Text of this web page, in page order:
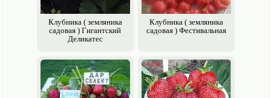
Клубника ( земляника
садовая ) Гигантский
Деликатес
Клубника ( земляника
садовая ) Фестивальная